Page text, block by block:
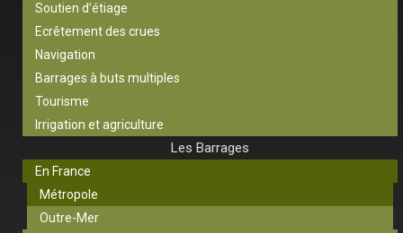
Soutien d’étiage
Ecrêtement des crues
Navigation
Barrages à buts multiples
Tourisme
Irrigation et agriculture
Les Barrages
En France
Métropole
Outre-Mer